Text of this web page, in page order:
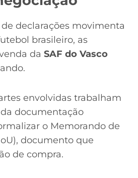
declarações movimenta
brasileiro, as
da SAF do Vasco
envolvidas trabalham
documentação
o Memorando de
documento que
de compra.